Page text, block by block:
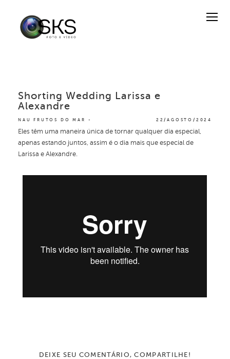
NAU FRUTOS DO MAR 22/AGOSTO/2024
Shorting Wedding Larissa e
Alexandre
Eles têm uma maneira única de tornar qualquer dia especial,
apenas estando juntos, assim é o dia mais que especial de
Larissa e Alexandre.
DEIXE SEU COMENTÁRIO, COMPARTILHE!